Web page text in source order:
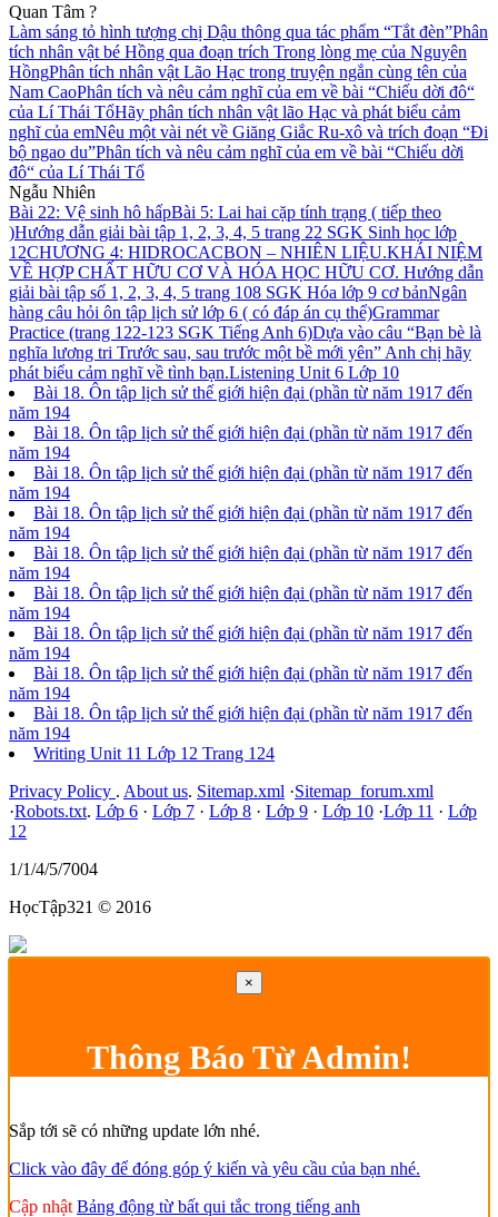
Quan Tâm ?
Làm sáng tỏ hình tượng chị Dậu thông qua tác phẩm “Tắt đèn”Phân
tích nhân vật bé Hồng qua đoạn trích Trong lòng mẹ của Nguyên
HồngPhân tích nhân vật Lão Hạc trong truyện ngắn cùng tên của
Nam CaoPhân tích và nêu cảm nghĩ của em về bài “Chiếu dời đô“
của Lí Thái TổHãy phân tích nhân vật lão Hạc và phát biểu cảm
nghĩ của emNêu một vài nét về Giăng Giắc Ru-xô và trích đoạn “Đi
bộ ngao du”Phân tích và nêu cảm nghĩ của em về bài “Chiếu dời
đô“ của Lí Thái Tổ
Ngẫu Nhiên
Bài 22: Vệ sinh hô hấpBài 5: Lai hai cặp tính trạng ( tiếp theo
)Hướng dẫn giải bài tập 1, 2, 3, 4, 5 trang 22 SGK Sinh học lớp
12CHƯƠNG 4: HIDROCACBON – NHIÊN LIỆU.KHÁI NIỆM
VỀ HỢP CHẤT HỮU CƠ VÀ HÓA HỌC HỮU CƠ. Hướng dẫn
giải bài tập số 1, 2, 3, 4, 5 trang 108 SGK Hóa lớp 9 cơ bảnNgân
hàng câu hỏi ôn tập lịch sử lớp 6 ( có đáp án cụ thể)Grammar
Practice (trang 122-123 SGK Tiếng Anh 6)Dựa vào câu “Bạn bè là
nghĩa lương tri Trước sau, sau trước một bề mới yên” Anh chị hãy
phát biểu cảm nghĩ về tình bạn.Listening Unit 6 Lớp 10
Bài 18. Ôn tập lịch sử thế giới hiện đại (phần từ năm 1917 đến
năm 194
Bài 18. Ôn tập lịch sử thế giới hiện đại (phần từ năm 1917 đến
năm 194
Bài 18. Ôn tập lịch sử thế giới hiện đại (phần từ năm 1917 đến
năm 194
Bài 18. Ôn tập lịch sử thế giới hiện đại (phần từ năm 1917 đến
năm 194
Bài 18. Ôn tập lịch sử thế giới hiện đại (phần từ năm 1917 đến
năm 194
Bài 18. Ôn tập lịch sử thế giới hiện đại (phần từ năm 1917 đến
năm 194
Bài 18. Ôn tập lịch sử thế giới hiện đại (phần từ năm 1917 đến
năm 194
Bài 18. Ôn tập lịch sử thế giới hiện đại (phần từ năm 1917 đến
năm 194
Bài 18. Ôn tập lịch sử thế giới hiện đại (phần từ năm 1917 đến
năm 194
Writing Unit 11 Lớp 12 Trang 124
Privacy Policy . About us. Sitemap.xml ·Sitemap_forum.xml
·Robots.txt. Lớp 6 · Lớp 7 · Lớp 8 · Lớp 9 · Lớp 10 ·Lớp 11 · Lớp
12
1/1/4/5/7004
HọcTập321 © 2016
×
Thông Báo Từ Admin!
Sắp tới sẽ có những update lớn nhé.
Click vào đây để đóng góp ý kiến và yêu cầu của bạn nhé.
Cập nhật Bảng động từ bất qui tắc trong tiếng anh